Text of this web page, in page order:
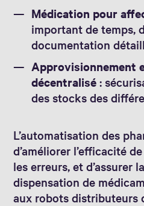
Médication pour
important de temps,
documentation
Approvisionnement
décentralisé:
des stocks des
L’automatisation des
d’améliorer l’efficacité
les erreurs, et d’assurer
dispensation de
aux robots distributeurs